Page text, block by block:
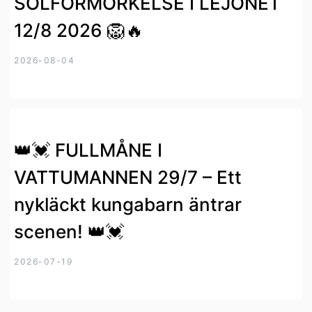
12/8 2026 🦁🔥
2026-08-04
👑💓 FULLMÅNE I
VATTUMANNEN 29/7 – Ett
nykläckt kungabarn äntrar
scenen! 👑💓
2026-07-19